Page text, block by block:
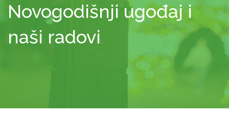
Novogodišnji ugođaj i
naši radovi